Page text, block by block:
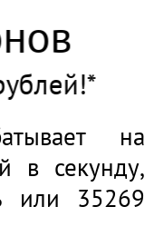
на
в секунду,
или 35269